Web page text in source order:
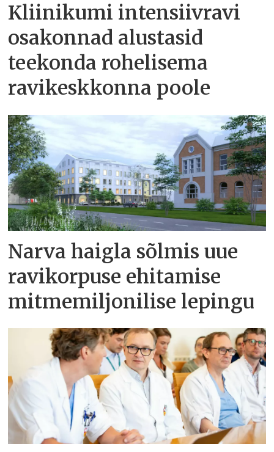
Kliinikumi intensiivravi
osakonnad alustasid
teekonda rohelisema
ravikeskkonna poole
Narva haigla sõlmis uue
ravikorpuse ehitamise
mitmemiljonilise lepingu